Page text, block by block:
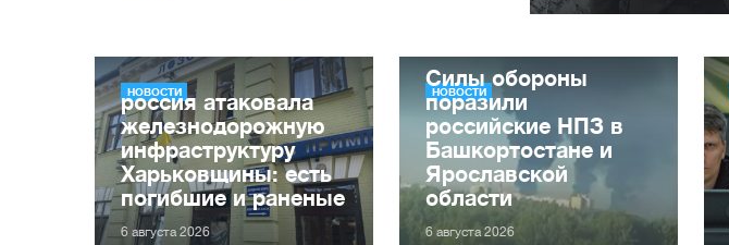
НОВОСТИ
россия атаковала
железнодорожную
инфраструктуру
Харьковщины: есть
погибшие и раненые
6 августа 2026
НОВОСТИ
Силы обороны
поразили
российские НПЗ в
Башкортостане и
Ярославской
области
6 августа 2026